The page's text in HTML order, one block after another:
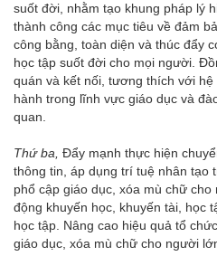
suốt đời, nhằm tạo khung pháp lý
thành công các mục tiêu về đảm
công bằng, toàn diện và thúc đẩy
học tập suốt đời cho mọi người.
quán và kết nối, tương thích với
hành trong lĩnh vực giáo dục và
quan.
Thứ ba, Đẩy mạnh thực hiện
thông tin, áp dụng trí tuệ nhân tạo
phổ cập giáo dục, xóa mù chữ
động khuyến học, khuyến tài, học
học tập. Nâng cao hiệu quả tổ
giáo dục, xóa mù chữ cho người